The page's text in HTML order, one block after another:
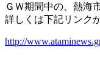
ＧＷ期間中の、熱海
詳しくは下記リンク
http://